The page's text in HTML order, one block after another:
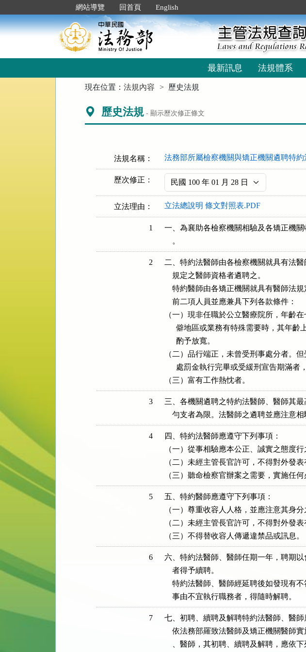
到
主
要
網站導覽 回首頁 English
最新訊息 法規體系
現在位置：法規內容 歷史法規
歷史法規 - 顯示歷次修正條文
法規名稱： 法務部所屬檢察機關與矯正機關遴聘特
歷次修正：
立法理由： 立法總說明 條文對照表.PDF
1
一、為襄助各檢察機關相驗及各矯正機
    。
2
二、特約法醫師由各檢察機關就具有法
    規定之醫師資格者遴聘之。
特約醫師由各矯正機關就具有醫師法
    前二項人員並應兼具下列各款條件：
（一）現非任職於公立醫療院所，年齡
僻地區或業務有特殊需要時，其年
      酌予放寬。
（二）品行端正，未曾受刑事處分者。
處罰金執行完畢或受緩刑宣告期滿者
（三）富有工作熱忱者。
3
三、各機關遴聘之特約法醫師、醫師其
勻支者為限。法醫師之遴聘並應注意
4
四、特約法醫師應遵守下列事項：
（一）從事相驗應本公正、誠實之態度行
（二）未經主管長官許可，不得對外發
（三）聽命檢察官辦案之需要，實施任何
5
五、特約醫師應遵守下列事項：
（一）尊重收容人人格，並應注意其身分
（二）未經主管長官許可，不得對外發
（三）不得替收容人傳遞違禁品或訊息。
6
六、特約法醫師、醫師任期一年，聘期
    者得予續聘。
特約法醫師、醫師經延聘後如發現有
    事由不宜執行職務者，得隨時解聘。
7
七、初聘、續聘及解聘特約法醫師、醫
依法務部羅致法醫師及矯正機關醫師
、醫師，其初聘、續聘及解聘，應依下